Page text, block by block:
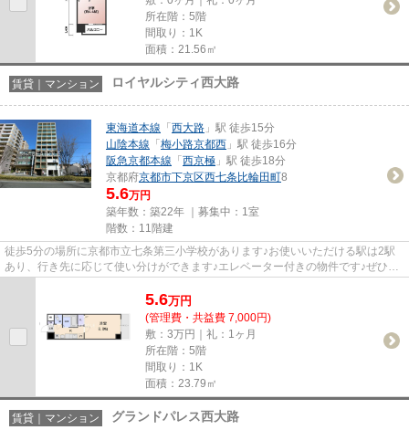
所在階：5階
間取り：1K
面積：21.56㎡
賃貸｜マンション ロイヤルシティ西大路
東海道本線 「 西大路 」駅 徒歩15分
山陰本線 「 梅小路京都西 」駅 徒歩16分
阪急京都本線 「 西京極 」駅 徒歩18分
京都府京都市下京区西七条比輪田町8
5.6万円
築年数：築22年 ｜募集中： 1室
階数：11階建
徒歩5分の場所に京都市立七条第三小学校があります♪お使いいただける駅は2駅
あり、行き先に応じて使い分けができます♪エレベーター付きの物件です♪ぜひ一
5.6万円
(管理費・共益費 7,000円)
敷：3万円｜礼：1ヶ月
所在階：5階
間取り：1K
面積：23.79㎡
賃貸｜マンション グランドパレス西大路